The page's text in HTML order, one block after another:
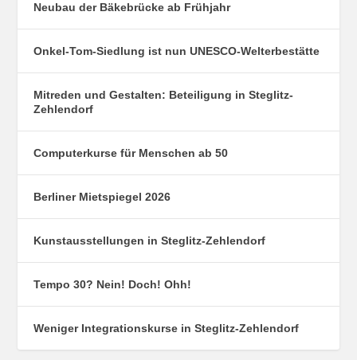
Neubau der Bäkebrücke ab Frühjahr
Onkel-Tom-Siedlung ist nun UNESCO-Welterbestätte
Mitreden und Gestalten: Beteiligung in Steglitz-
Zehlendorf
Computerkurse für Menschen ab 50
Berliner Mietspiegel 2026
Kunstausstellungen in Steglitz-Zehlendorf
Tempo 30? Nein! Doch! Ohh!
Weniger Integrationskurse in Steglitz-Zehlendorf